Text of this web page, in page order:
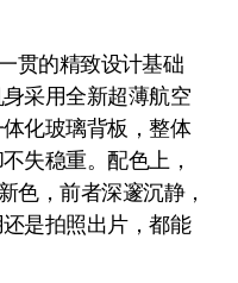
采用全新超薄航空
化玻璃背板，整体
失稳重。配色上，
色，前者深邃沉静，
是拍照出片，都能